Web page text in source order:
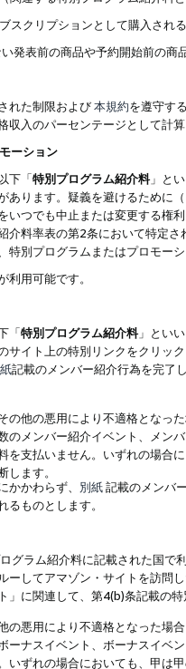
スクリプションとして購入され
発表前の商品や予約開始前の商
れた制限および本規約を遵守す
収入のパーセンテージとして計
ーション
下「特別プログラム紹介料」と
あります。疑義を避けるために
いつでも中止または変更する権
介料率表の第2条において特定
特別プログラムまたはプロモー
用可能です。
「特別プログラム紹介料」とい
サイト上の特別リンクをクリッ
記載のメンバー紹介行為を完了
の他の悪用により不適格となっ
のメンバー紹介イベント、メン
を支払いません。いずれの場合
します。
かかわらず、 別紙記載のメンバ
るものとします。
グラム紹介料に記載された国で
ーしてアマゾン・サイトを訪問
」に関連して、第4(b)条記載の
の悪用により不適格となった場
ーナスイベント、ボーナスイベ
いずれの場合においても、甲は